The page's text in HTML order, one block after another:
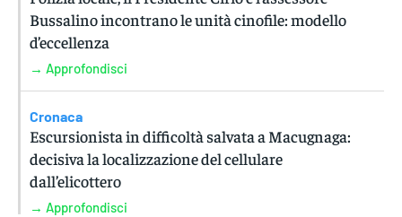
Bussalino incontrano le unità cinofile: modello
d’eccellenza
→ Approfondisci
Cronaca
Escursionista in difficoltà salvata a Macugnaga:
decisiva la localizzazione del cellulare
dall’elicottero
→ Approfondisci